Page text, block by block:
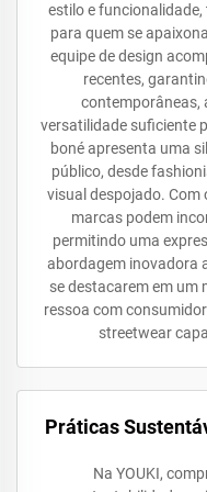
estilo e
para quem se
equipe de design
recentes,
contemporâneas,
versatilidade suficiente
boné apresenta uma
público, desde
visual despojado. Com
marcas podem
permitindo uma
abordagem inovadora
se destacarem em um
ressoa com
streetwear
Práticas
Na YOUKI,